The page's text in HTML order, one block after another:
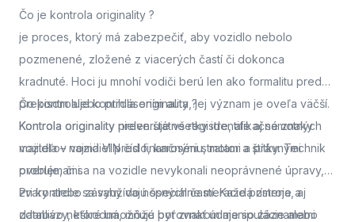
Čo je kontrola originality ?
je proces, ktorý má zabezpečiť, aby vozidlo nebolo
pozmenené, zložené z viacerých častí či dokonca
kradnuté. Hoci ju mnohí vodiči berú len ako formalitu pred
prepisom alebo prihlásením auta, jej význam je oveľa väčší.
Kontrola originality nielen štátne registre, ale aj samotných
majiteľov vozidiel pred finančnými stratami a právnymi
problémami.
Čo kontroluje kontrola originality ?
Kontrola originality preveruje všetky identifikačné znaky
vozidla – najmä VIN číslo, karosériu, motor a štítky. Technik
overuje, či sa na vozidle nevykonali neoprávnené úpravy,
zvary alebo zásahy do nosných častí. Každá zmena, aj
zdanlivo neškodná, môže byť znakom manipulácie alebo
Pri kontrole sa využívajú špeciálne meracie prístroje a
databázy, ktoré umožňujú porovnať údaje so záznamami